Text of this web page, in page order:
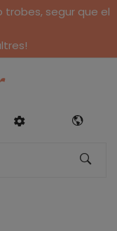
trobes, segur que el